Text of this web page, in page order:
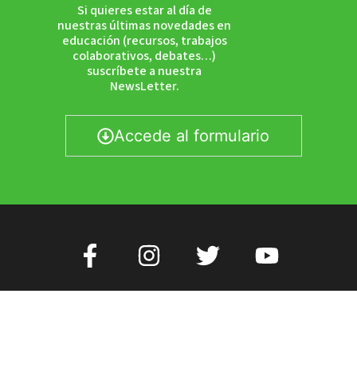
Si quieres estar al día de
nuestras últimas novedades en
educación (recursos, trabajos
colaborativos, debates…)
suscríbete a nuestra
NewsLetter.
Accede al formulario